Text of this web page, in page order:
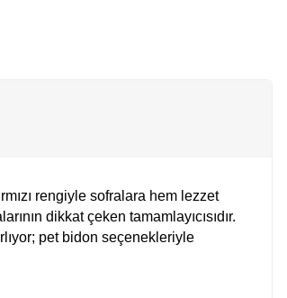
rengiyle sofralara hem lezzet
dikkat çeken tamamlayıcısıdır.
pet bidon seçenekleriyle